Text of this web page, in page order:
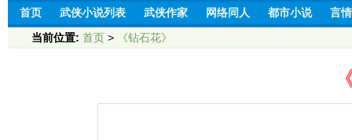
首页 武侠小说列表 武侠作家 网络同人 都市小说 言
当前位置: 首页 > 《钻石花》